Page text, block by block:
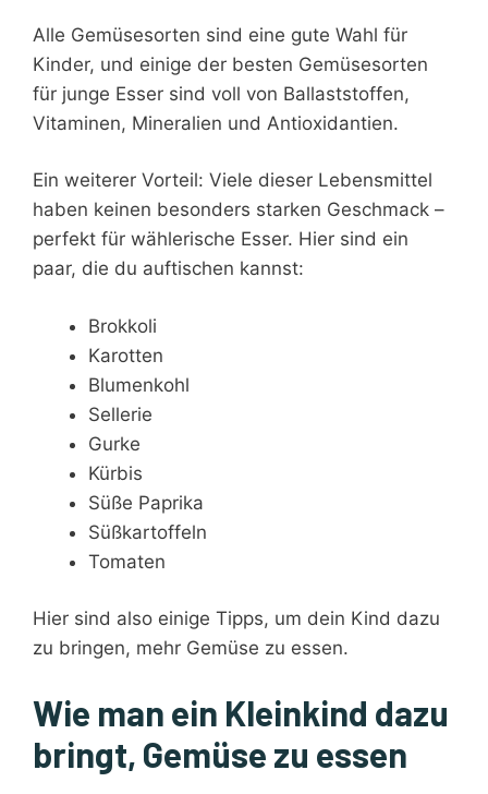
Alle Gemüsesorten sind eine gute Wahl für
Kinder, und einige der besten Gemüsesorten
für junge Esser sind voll von Ballaststoffen,
Vitaminen, Mineralien und Antioxidantien.
Ein weiterer Vorteil: Viele dieser Lebensmittel
haben keinen besonders starken Geschmack –
perfekt für wählerische Esser. Hier sind ein
paar, die du auftischen kannst:
Brokkoli
Karotten
Blumenkohl
Sellerie
Gurke
Kürbis
Süße Paprika
Süßkartoffeln
Tomaten
Hier sind also einige Tipps, um dein Kind dazu
zu bringen, mehr Gemüse zu essen.
Wie man ein Kleinkind dazu
bringt, Gemüse zu essen